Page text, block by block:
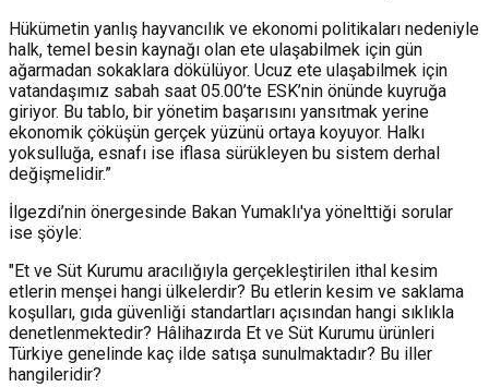
Hükümetin yanlış hayvancılık ve ekonomi politikaları nedeniyle
halk, temel besin kaynağı olan ete ulaşabilmek için gün
ağarmadan sokaklara dökülüyor. Ucuz ete ulaşabilmek için
vatandaşımız sabah saat 05.00’te ESK’nin önünde kuyruğa
giriyor. Bu tablo, bir yönetim başarısını yansıtmak yerine
ekonomik çöküşün gerçek yüzünü ortaya koyuyor. Halkı
yoksulluğa, esnafı ise iflasa sürükleyen bu sistem derhal
değişmelidir.”
İlgezdi’nin önergesinde Bakan Yumaklı'ya yönelttiği sorular
ise şöyle:
"Et ve Süt Kurumu aracılığıyla gerçekleştirilen ithal kesim
etlerin menşei hangi ülkelerdir? Bu etlerin kesim ve saklama
koşulları, gıda güvenliği standartları açısından hangi sıklıkla
denetlenmektedir? Hâlihazırda Et ve Süt Kurumu ürünleri
Türkiye genelinde kaç ilde satışa sunulmaktadır? Bu iller
hangileridir?